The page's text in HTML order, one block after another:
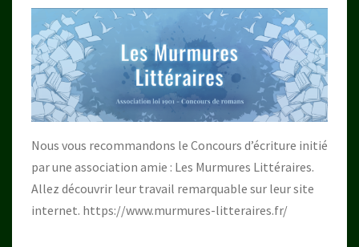
Nous vous recommandons le Concours d’écriture initié
par une association amie : Les Murmures Littéraires.
Allez découvrir leur travail remarquable sur leur site
internet. https://www.murmures-litteraires.fr/